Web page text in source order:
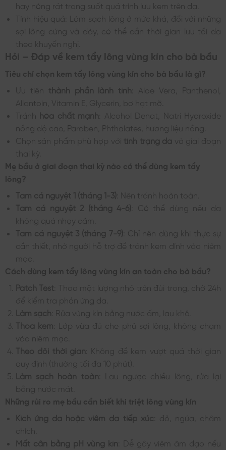
hay nóng rát trong suốt quá trình lưu kem trên da.
Tính hiệu quả: Làm sạch lông ở mức khá, đối với những
sợi lông cứng và dày, có thể cần thời gian lưu tối đa
theo khuyến nghị.
Hỏi – Đáp về kem tẩy lông vùng kín cho bà bầu
Tiêu chí chọn kem tẩy lông vùng kín cho bà bầu là gì?
Ưu tiên thành phần lành tính : Aloe Vera, Panthenol,
Allantoin, Vitamin E, Glycerin, bơ hạt mỡ.
Tránh hóa chất mạnh : Alcohol Denat, Natri Hydroxide
nồng độ cao, Paraben, Phthalates, hương liệu nồng.
Chọn sản phẩm phù hợp với tình trạng da và giai đoạn
thai kỳ.
Mẹ bầu ở giai đoạn thai kỳ nào có thể dùng kem tẩy
lông?
Tam cá nguyệt 1 (tháng 1-3) : Nên tránh hoàn toàn.
Tam cá nguyệt 2 (tháng 4-6) : Có thể dùng nếu da
không quá nhạy cảm.
Tam cá nguyệt 3 (tháng 7-9) : Chỉ nên dùng khi thực sự
cần thiết, nhờ người hỗ trợ để tránh kem dính vào niêm
mạc.
Cách dùng kem tẩy lông vùng kín an toàn cho bà bầu?
Patch Test : Thoa một lượng nhỏ trên đùi trong, chờ 24h
để kiểm tra phản ứng da.
Làm sạch : Rửa vùng kín bằng nước ấm, lau khô.
Thoa kem : Lớp vừa đủ che phủ sợi lông, không chạm
vào niêm mạc.
Theo dõi thời gian : Không để kem vượt quá thời gian
quy định (thường tối đa 10 phút).
Làm sạch hoàn toàn : Lau ngược chiều lông, rửa lại
bằng nước mát.
Những rủi ro mẹ bầu cần biết khi triệt lông vùng kín
Kích ứng da hoặc viêm da tiếp xúc : đỏ, ngứa, châm
chích.
Mất cân bằng pH vùng kín : Dễ gây viêm âm đạo nếu